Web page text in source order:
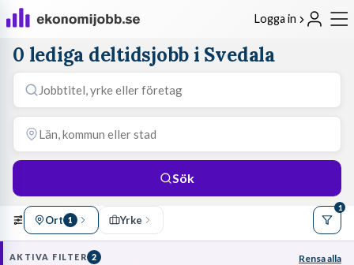
Logga in
0 lediga deltidsjobb i Svedala
Sök
Ort 1 Yrke
1
AKTIVA FILTER 2 Rensa alla